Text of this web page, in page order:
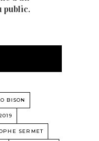
public.
BISON
SERMET